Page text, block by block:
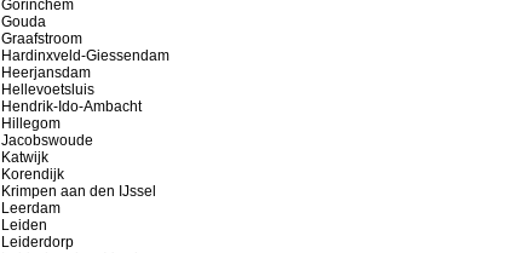
Gorinchem
Gouda
Graafstroom
Hardinxveld-Giessendam
Heerjansdam
Hellevoetsluis
Hendrik-Ido-Ambacht
Hillegom
Jacobswoude
Katwijk
Korendijk
Krimpen aan den IJssel
Leerdam
Leiden
Leiderdorp